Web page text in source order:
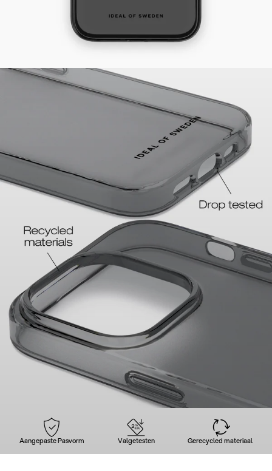
Aangepaste Pasvorm Valgetesten Gerecycled materiaal